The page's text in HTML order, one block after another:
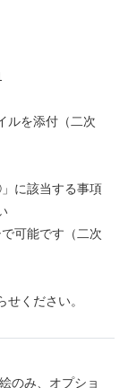
ルを添付（二次
に該当する事項
可能です（二次
ください。
のみ、オプショ